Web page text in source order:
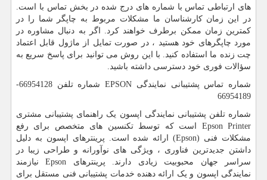
های ارتباطی تماس با شماره های درج شده در بخش تماس با است.
در این زمان کارشناسان ما مشکلات مربوط به چاپگر شما را در
کمترین زمان ممکن برطرف خواهند کرد. اگر به دنبال مشاوره در
مورد چاپگرهای خود هستید ، در صورت تمایل از ماژول قابل اعتماد
چت زنده ما استفاده کنید. با این روش می توانید برای پاسخ سریع به
سؤالات فوری خود دسترسی داشته باشید.
شماره تماس پشتیبانی نمایندگی EPSON
شماره تلفن 66954128-
66954189
شماره تلفن پشتیبانی نمایندگی اپسون یک راهنمای پشتیبانی مشتری
Epson Printer است که توسط تکنسین های متخصص برای رفع
مشکلات فنی (Epson) ارائه شده است. پرینترهای اپسون به دلیل
داشتن جدیدترین فناوری ، ویژگی های نوآورانه و طراحی زیبا در
سراسر جهان محبوبیت زیادی دارند. پرینترهای Epsonنیازمند
نمایندگی اپسون و یک ارائه دهنده خدمات پشتیبانی فنی مستقل برای